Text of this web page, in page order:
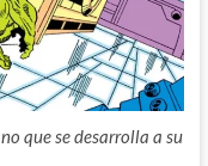
que se desarrolla a su